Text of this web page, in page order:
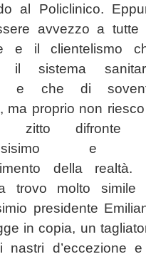
al Policlinico.
avvezzo a tutte
e il clientelismo
il sistema
e che di
ma proprio non
zitto difronte
e
della realtà.
trovo molto simile
presidente
in copia, un
nastri d’eccezione